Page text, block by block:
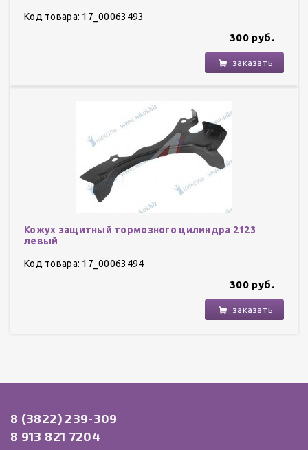
Код товара: 17_00063493
300 руб.
заказать
Кожух защитный тормозного цилиндра 2123
левый
Код товара: 17_00063494
300 руб.
заказать
8 (3822) 239-309
8 913 821 7204